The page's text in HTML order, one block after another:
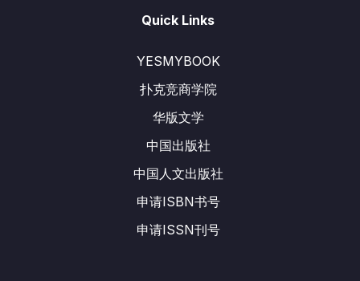
Quick Links
YESMYBOOK
扑克竞商学院
华版文学
中国出版社
中国人文出版社
申请ISBN书号
申请ISSN刊号